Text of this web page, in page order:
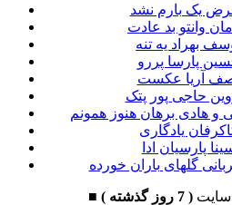
یک بارم نشد
وانتو بد عادت
بهراد یه تنه
پارسا پررو
آصف آریا عکست
حاجی پور پتک
و هادی برهان هنوز همونم
یادگاری
پارسیان ادا
گلهای باران خورده
■ سایت( 7 روز گذشته )